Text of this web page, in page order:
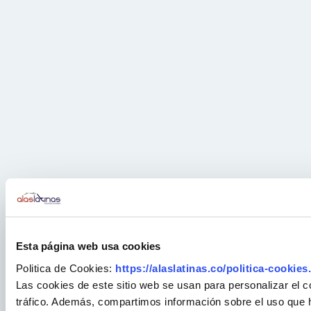
Esta página web usa cookies
Politica de Cookies: https://alaslatinas.co/politica-
Las cookies de este sitio web se usan para personalizar el
tráfico. Además, compartimos información sobre el uso